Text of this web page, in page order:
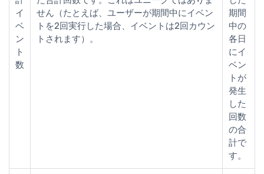
イ
ベ
ン
ト
数
せん（たとえば、ユーザーが期間中にイベン
トを2回実行した場合、イベントは2回カウン
トされます）。
期間
中の
各日
にイ
ベン
トが
発生
した
回数
の合
計で
す。